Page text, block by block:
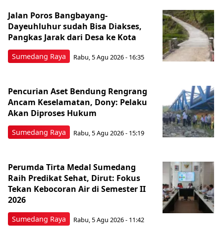
Sumedang Raya
Jalan Poros Bangbayang-
Dayeuhluhur sudah Bisa Diakses,
Pangkas Jarak dari Desa ke Kota
Rabu, 5 Agu 2026 - 16:35
Sumedang Raya
Pencurian Aset Bendung Rengrang
Ancam Keselamatan, Dony: Pelaku
Akan Diproses Hukum
Rabu, 5 Agu 2026 - 15:19
Sumedang Raya
Perumda Tirta Medal Sumedang
Raih Predikat Sehat, Dirut: Fokus
Tekan Kebocoran Air di Semester II
2026
Rabu, 5 Agu 2026 - 11:42